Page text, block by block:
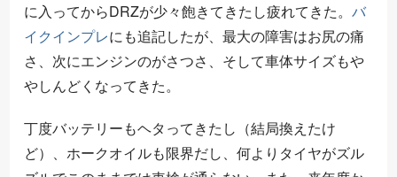
に入ってからDRZが少々飽きてきたし疲れてきた。 バ
イクインプレにも追記したが、最大の障害はお尻の痛
さ、次にエンジンのがさつさ、そして車体サイズもや
やしんどくなってきた。
丁度バッテリーもヘタってきたし（結局換えたけ
ど）、ホークオイルも限界だし、何よりタイヤがズル